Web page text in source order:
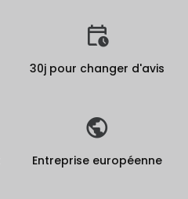
30j pour changer d'avis
Entreprise européenne